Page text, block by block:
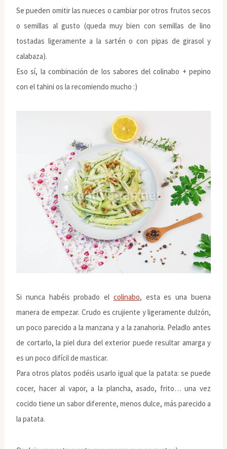
Se pueden omitir las nueces o cambiar por otros frutos secos
o semillas al gusto (queda muy bien con semillas de lino
tostadas ligeramente a la sartén o con pipas de girasol y
calabaza).
Eso sí, la combinación de los sabores del colinabo + pepino
con el tahini os la recomiendo mucho :)
Si nunca habéis probado el colinabo, esta es una buena
manera de empezar. Crudo es crujiente y ligeramente dulzón,
un poco parecido a la manzana y a la zanahoria. Peladlo antes
de cortarlo, la piel dura del exterior puede resultar amarga y
es un poco difícil de masticar.
Para otros platos podéis usarlo igual que la patata: se puede
cocer, hacer al vapor, a la plancha, asado, frito… una vez
cocido tiene un sabor diferente, menos dulce, más parecido a
la patata.